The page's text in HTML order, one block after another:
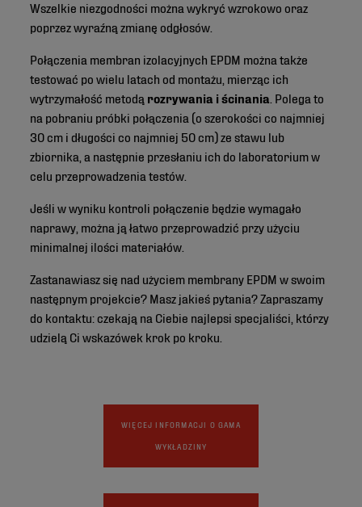
Wszelkie niezgodności można wykryć wzrokowo oraz
poprzez wyraźną zmianę odgłosów.
Połączenia membran izolacyjnych EPDM można także
testować po wielu latach od montażu, mierząc ich
wytrzymałość metodą rozrywania i ścinania . Polega to
na pobraniu próbki połączenia (o szerokości co najmniej
30 cm i długości co najmniej 50 cm) ze stawu lub
zbiornika, a następnie przesłaniu ich do laboratorium w
celu przeprowadzenia testów.
Jeśli w wyniku kontroli połączenie będzie wymagało
naprawy, można ją łatwo przeprowadzić przy użyciu
minimalnej ilości materiałów.
Zastanawiasz się nad użyciem membrany EPDM w swoim
następnym projekcie? Masz jakieś pytania? Zapraszamy
do kontaktu: czekają na Ciebie najlepsi specjaliści, którzy
udzielą Ci wskazówek krok po kroku.
WIĘCEJ INFORMACJI O GAMA
WYKŁADZINY